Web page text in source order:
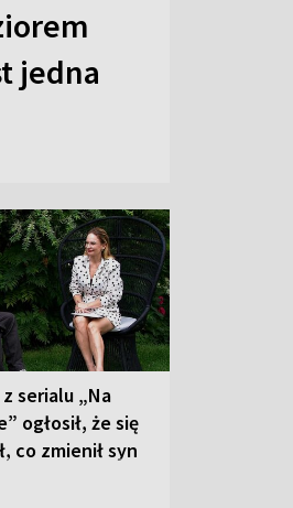
jedna
serialu „Na
ogłosił, że się
co zmienił syn